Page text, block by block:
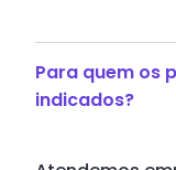
Para quem os
indicados?